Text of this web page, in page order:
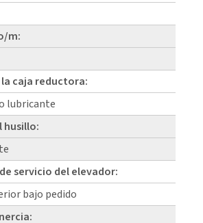
m:
caja reductora:
lubricante
husillo:
servicio del elevador:
bajo pedido